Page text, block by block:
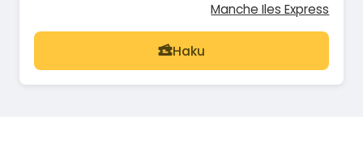
Manche Iles Express
Haku